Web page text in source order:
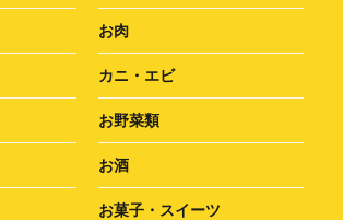
お肉
カニ・エビ
お野菜類
お酒
お菓子・スイーツ